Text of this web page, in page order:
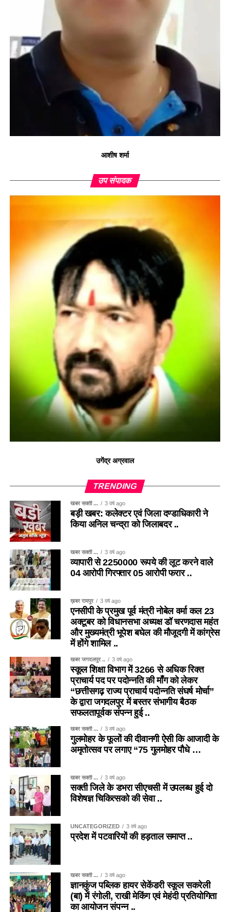
आशीष शर्मा
उप संपादक
उगेंद्र अग्रवाल
TRENDING
खबर सक्ती ... 3 वर्ष ago
बड़ी खबर: कलेक्टर एवं जिला दण्डाधिकारी ने
किया अनिल चन्द्रा को जिलाबदर ..
खबर सक्ती ... 3 वर्ष ago
व्यापारी से 2250000 रूपये की लूट करने वाले
04 आरोपी गिरफ्तार 05 आरोपी फरार ..
ख़बर रायपुर 3 वर्ष ago
एनसीपी के प्रमुख पूर्व मंत्री नोबेल वर्मा कल 23
अक्टूबर को विधानसभा अध्यक्ष डॉ चरणदास महंत
और मुख्यमंत्री भूपेश बघेल की मौजूदगी में कांग्रेस
में होंगे शामिल ..
खबर जगदलपुर .. 3 वर्ष ago
स्कूल शिक्षा विभाग में 3266 से अधिक रिक्त
प्राचार्य पद पर पदोन्नति की माँग को लेकर
“छत्तीसगढ़ राज्य प्राचार्य पदोन्नति संघर्ष मोर्चा”
के द्वारा जगदलपुर में बस्तर संभागीय बैठक
सफलतापूर्वक संपन्न हुई ..
खबर सक्ती ... 3 वर्ष ago
गुलमोहर के फूलों की दीवानगी ऐसी कि आजादी के
अमृतोत्सव पर लगाए “75 गुलमोहर पौधे …
खबर सक्ती ... 3 वर्ष ago
सक्ती जिले के डभरा सीएचसी में उपलब्ध हुई दो
विशेषज्ञ चिकित्सको की सेवा ..
UNCATEGORIZED 3 वर्ष ago
प्रदेश में पटवारियों की हड़ताल समाप्त ..
खबर सक्ती ... 3 वर्ष ago
ज्ञानकुंज पब्लिक हायर सेकेंडरी स्कूल सकरेली
(बा) में रंगोली, राखी मेकिंग एवं मेहंदी प्रतियोगिता
का आयोजन संपन्न ..